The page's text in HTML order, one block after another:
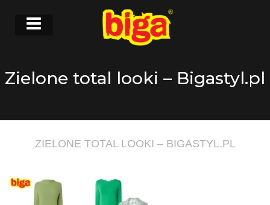
Zielone total looki – Bigastyl.pl
ZIELONE TOTAL LOOKI – BIGASTYL.PL